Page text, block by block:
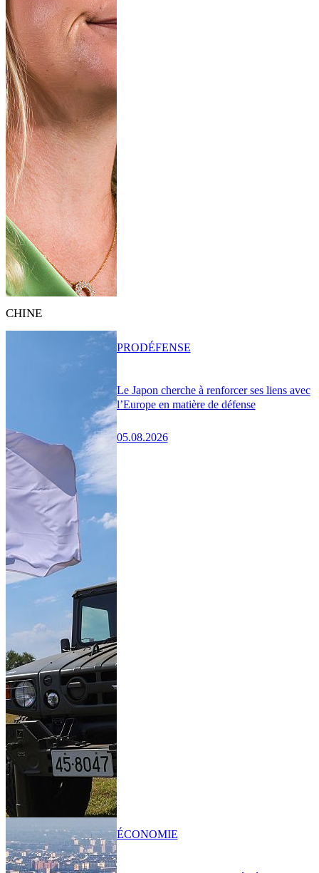
CHINE
Le Japon cherche à renforcer ses liens avec
l’Europe en matière de défense
05.08.2026
PRODÉFENSE
ÉCONOMIE